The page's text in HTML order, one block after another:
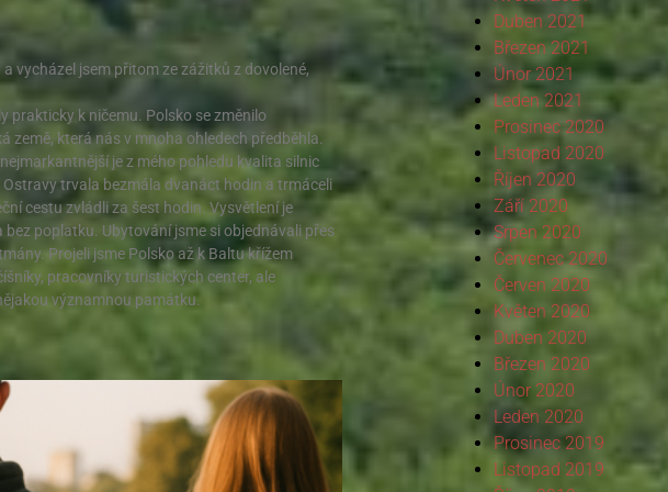
vycházel jsem přitom ze zážitků z dovolené,
prakticky k ničemu. Polsko se změnilo
země, která nás v mnoha ohledech předběhla.
je z mého pohledu kvalita silnic
trvala bezmála dvanáct hodin a trmáceli
cestu zvládli za šest hodin. Vysvětlení je
poplatku. Ubytování jsme si objednávali přes
Projeli jsme Polsko až k Baltu křížem
pracovníky turistických center, ale
významnou památku.
Duben 2021
Březen 2021
Únor 2021
Leden 2021
Prosinec 2020
Listopad 2020
Říjen 2020
Září 2020
Srpen 2020
Červenec 2020
Červen 2020
Květen 2020
Duben 2020
Březen 2020
Únor 2020
Leden 2020
Prosinec 2019
Listopad 2019